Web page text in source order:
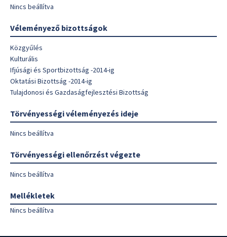
Nincs beállítva
Véleményező bizottságok
Közgyűlés
Kulturális
Ifjúsági és Sportbizottság -2014-ig
Oktatási Bizottság -2014-ig
Tulajdonosi és Gazdaságfejlesztési Bizottság
Törvényességi véleményezés ideje
Nincs beállítva
Törvényességi ellenőrzést végezte
Nincs beállítva
Mellékletek
Nincs beállítva